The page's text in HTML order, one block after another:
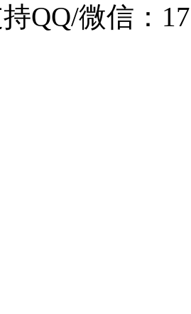
QQ/微信：